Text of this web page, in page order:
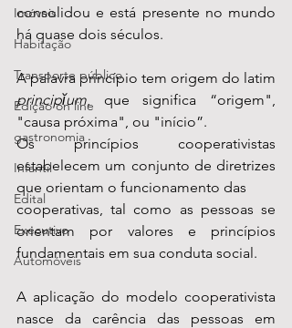
Imóveis
Habitação
Transporte público
Edição on line
gastronomia
Infantil
Edital
Executivo
Automóveis
consolidou e está presente no mundo
há quase dois séculos.
principĭum, que significa “origem",
"causa próxima", ou "início”.
Os princípios cooperativistas
estabelecem um conjunto de diretrizes
que orientam o funcionamento das
cooperativas, tal como as pessoas se
orientam por valores e princípios
fundamentais em sua conduta social.
A aplicação do modelo cooperativista
nasce da carência das pessoas em